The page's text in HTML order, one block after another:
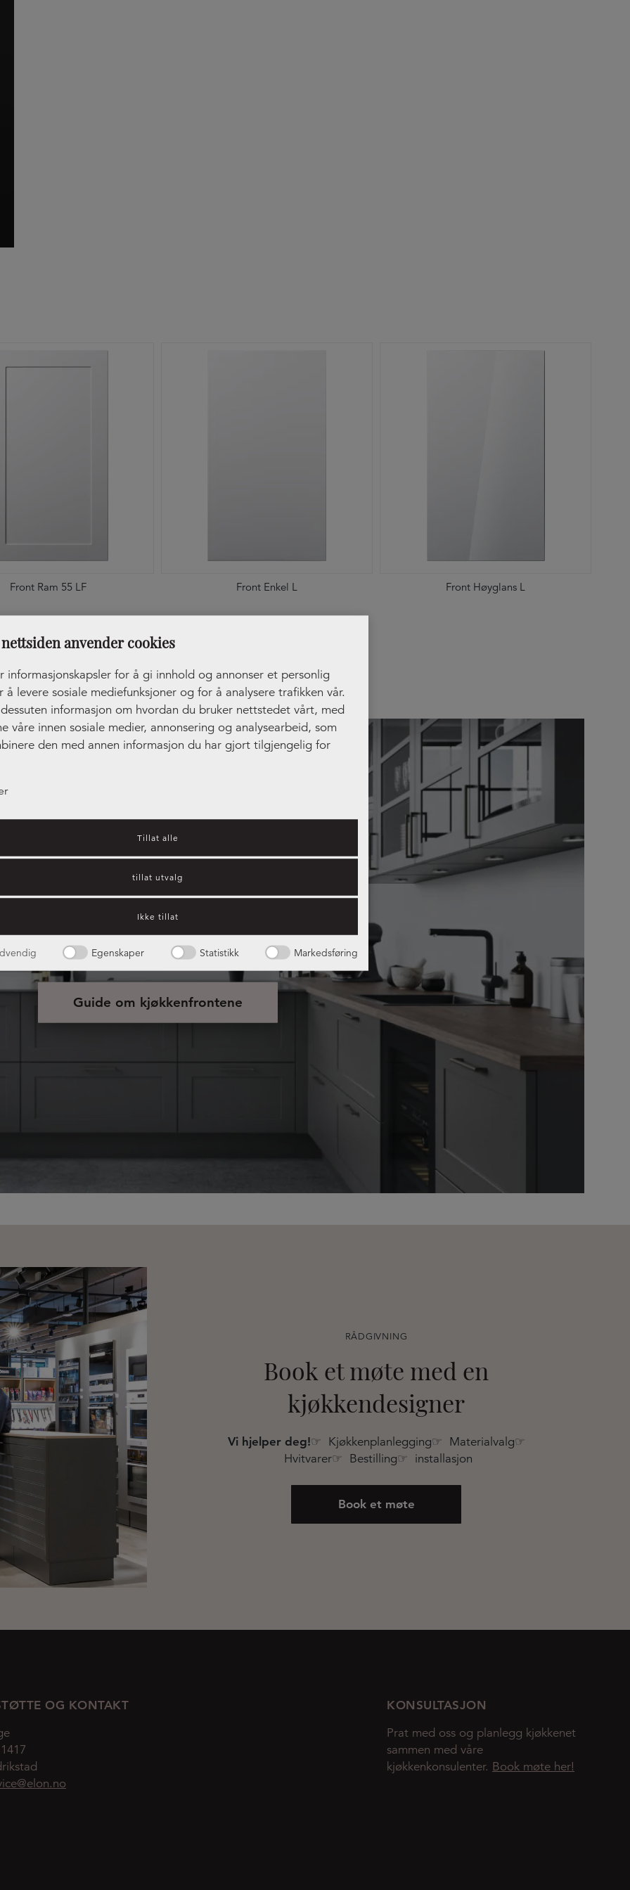
anvender cookies
informasjonskapsler for å gi innhold og annonser et personlig
å levere sosiale mediefunksjoner og for å analysere trafikken vår.
informasjon om hvordan du bruker nettstedet vårt, med
våre innen sosiale medier, annonsering og analysearbeid, som
den med annen informasjon du har gjort tilgjengelig for
Tillat alle
tillat utvalg
Ikke tillat
Egenskaper Statistikk Markedsføring
Front Ram 55 LF Front Enkel L Front Høyglans L
i forskjellige stiler
og farger
Guide om kjøkkenfrontene
RÅDGIVNING
Book et møte med en
kjøkkendesigner
Vi hjelper deg!☞ Kjøkkenplanlegging☞ Materialvalg☞
Hvitvarer☞ Bestilling☞ installasjon
Book et møte
OG KONTAKT KONSULTASJON
Prat med oss og planlegg kjøkkenet
sammen med våre
kjøkkenkonsulenter. Book møte her!